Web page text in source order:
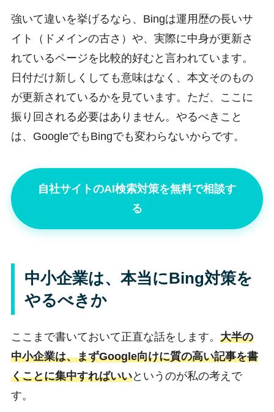
強いて違いを挙げるなら、Bingは運用歴の長いサ
イト（ドメインの古さ）や、実際に中身が更新さ
れているページを比較的好むと言われています。
日付だけ新しくしても意味はなく、本文そのもの
が更新されているかを見ています。ただ、ここに
振り回される必要はありません。やるべきこと
は、GoogleでもBingでも変わらないからです。
自社サイトのAI検索対策を無料で相談す
る
中小企業は、本当にBing対策を
やるべきか
ここまで書いておいて正直な話をします。 大半の
中小企業は、まずGoogle向けに質の高い記事を書
くことに集中すればいいというのが私の考えで
す。